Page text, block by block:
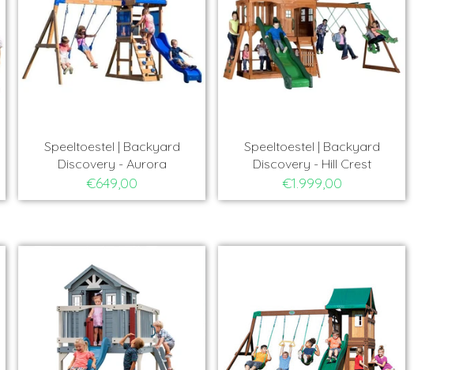
Speeltoestel | Backyard
Discovery - Aurora
€649,00
Speeltoestel | Backyard
Discovery - Hill Crest
€1.999,00